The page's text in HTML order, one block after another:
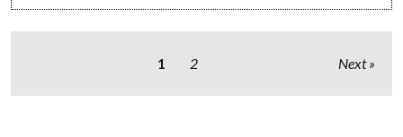
respuestas
Wolfram|Alpha
1 2 Next